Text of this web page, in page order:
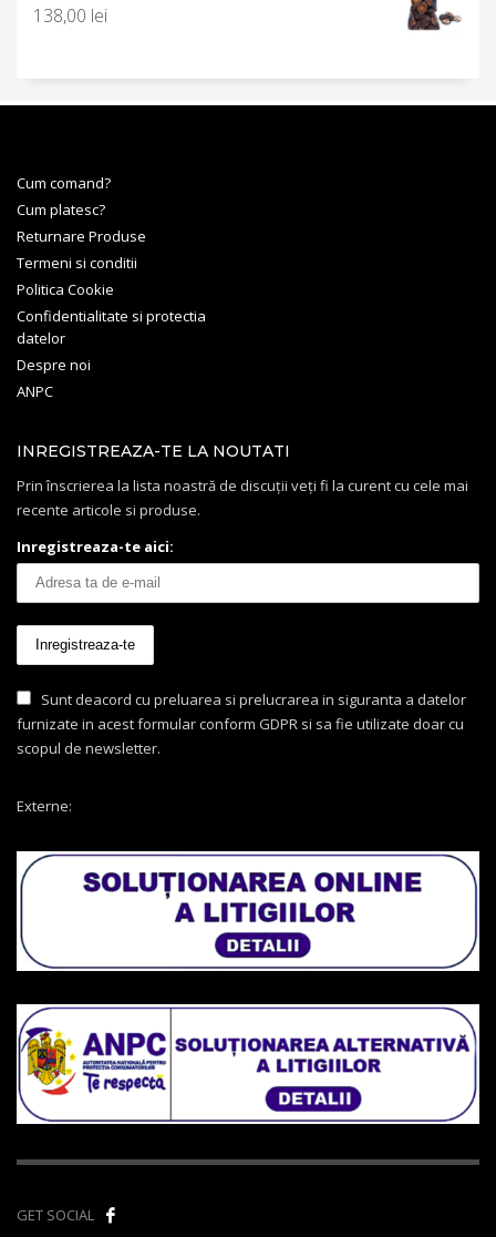
138,00 lei
Cum comand?
Cum platesc?
Returnare Produse
Termeni si conditii
Politica Cookie
Confidentialitate si protectia
datelor
Despre noi
ANPC
INREGISTREAZA-TE LA NOUTATI
Prin înscrierea la lista noastră de discuții veți fi la curent cu cele mai
recente articole si produse.
Inregistreaza-te aici:
Sunt deacord cu preluarea si prelucrarea in siguranta a datelor
furnizate in acest formular conform GDPR si sa fie utilizate doar cu
scopul de newsletter.
Externe:
GET SOCIAL